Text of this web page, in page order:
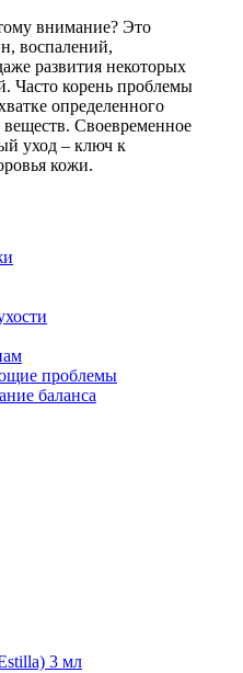
внимание? Это
воспалений,
развития некоторых
Часто корень проблемы
определенного
Своевременное
уход – ключ к
кожи.
проблемы
баланса
3 мл